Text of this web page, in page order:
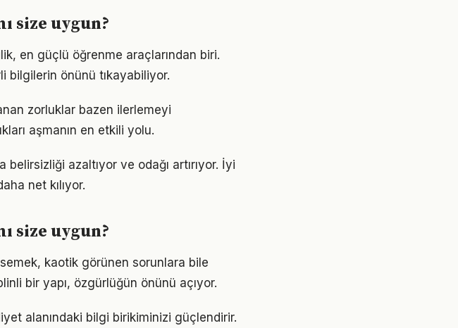
size uygun?
en güçlü öğrenme araçlarından biri.
bilgilerin önünü tıkayabiliyor.
zorluklar bazen ilerlemeyi
aşmanın en etkili yolu.
azaltıyor ve odağı artırıyor. İyi
net kılıyor.
size uygun?
kaotik görünen sorunlara bile
bir yapı, özgürlüğün önünü açıyor.
alanındaki bilgi birikiminizi güçlendirir.